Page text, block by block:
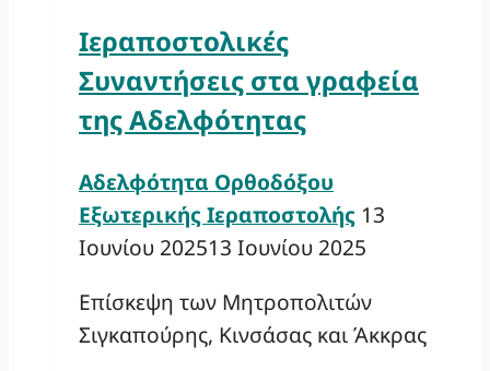
Ιεραποστολικές
Συναντήσεις στα γραφεία
της Αδελφότητας
Αδελφότητα Ορθοδόξου
Εξωτερικής Ιεραποστολής 13
Ιουνίου 202513 Ιουνίου 2025
Επίσκεψη των Μητροπολιτών
Σιγκαπούρης, Κινσάσας και Άκκρας